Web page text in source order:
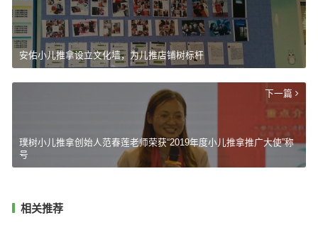
安佑小儿推拿设立文化墙，为儿推店铺树标杆
下一篇
璞树小儿推拿创始人范春莲老师荣获“2019年度小儿推拿推广大使”称
号
相关推荐